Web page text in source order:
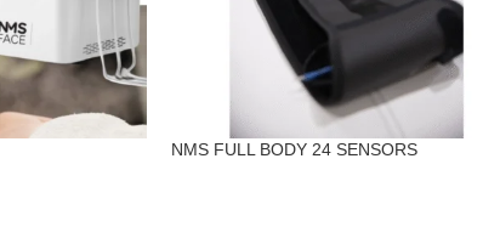
NMS FULL BODY 24 SENSORS